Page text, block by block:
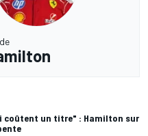
coûtent un titre" : Hamilton sur